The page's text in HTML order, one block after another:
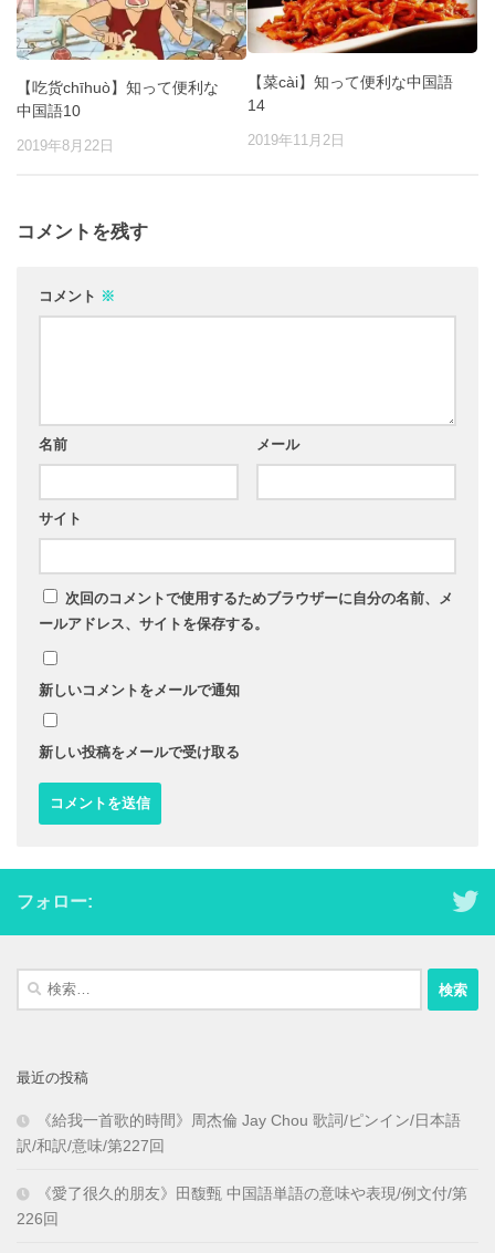
【吃货chīhuò】知って便利な
中国語10
2019年8月22日
【菜cài】知って便利な中国語
14
2019年11月2日
コメントを残す
コメント ※
名前 メール
サイト
次回のコメントで使用するためブラウザーに自分の名前、メ
ールアドレス、サイトを保存する。
新しいコメントをメールで通知
新しい投稿をメールで受け取る
フォロー:
検
最近の投稿
《給我一首歌的時間》周杰倫 Jay Chou 歌詞/ピンイン/日本語
訳/和訳/意味/第227回
《愛了很久的朋友》田馥甄 中国語単語の意味や表現/例文付/第
226回